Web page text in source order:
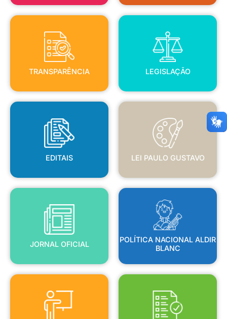
TRANSPARÊNCIA
TRANSPARÊNCIA
LEGISLAÇÃO
LEGISLAÇÃO
EDITAIS
EDITAIS
LEI PAULO GUSTAVO
LEI PAULO GUSTAVO
JORNAL OFICIAL
JORNAL OFICIAL
POLÍTICA NACIONAL ALDIR
BLANC
POLÍTICA NACIONAL ALDIR
BLANC
OFICINAS EDITAIS DE FOMENTO